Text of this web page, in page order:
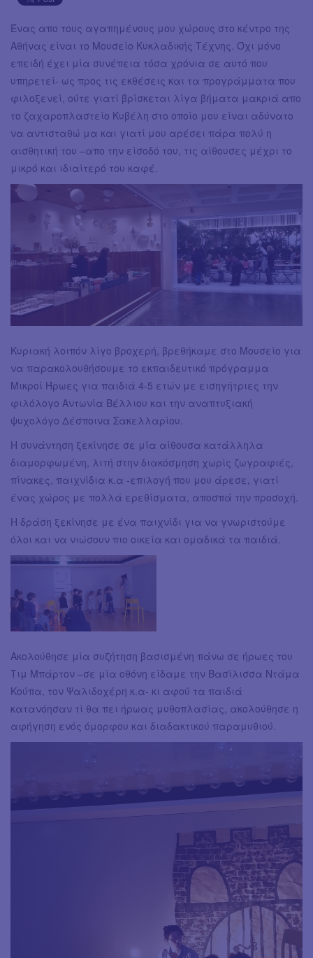
Ένας απο τους αγαπημένους μου χώρους στο κέντρο της
Αθήνας είναι το Μουσείο Κυκλαδικής Τέχνης. Όχι μόνο
επειδή έχει μία συνέπεια τόσα χρόνια σε αυτό που
υπηρετεί- ως προς τις εκθέσεις και τα προγράμματα που
φιλοξενεί, ούτε γιατί βρίσκεται λίγα βήματα μακριά απο
το ζαχαροπλαστείο Κυβέλη στο οποίο μου είναι αδύνατο
να αντισταθώ μα και γιατί μου αρέσει πάρα πολύ η
αισθητική του –απο την είσοδό του, τις αίθουσες μέχρι το
μικρό και ιδιαίτερό του καφέ.
Κυριακή λοιπόν λίγο βροχερή, βρεθήκαμε στο Μουσείο για
να παρακολουθήσουμε το εκπαιδευτικό πρόγραμμα
Μικροί Ήρωες για παιδιά 4-5 ετών με εισηγήτριες την
φιλόλογο Αντωνία Βέλλιου και την αναπτυξιακή
ψυχολόγο Δέσποινα Σακελλαρίου.
Η συνάντηση ξεκίνησε σε μία αίθουσα κατάλληλα
διαμορφωμένη, λιτή στην διακόσμηση χωρίς ζωγραφιές,
πίνακες, παιχνίδια κ.α -επιλογή που μου άρεσε, γιατί
ένας χώρος με πολλά ερεθίσματα, αποσπά την προσοχή.
Η δράση ξεκίνησε με ένα παιχνίδι για να γνωριστούμε
όλοι και να νιώσουν πιο οικεία και ομαδικά τα παιδιά.
Ακολούθησε μία συζήτηση βασισμένη πάνω σε ήρωες του
Τιμ Μπάρτον –σε μία οθόνη είδαμε την Βασίλισσα Ντάμα
Κούπα, τον Ψαλιδοχέρη κ.α- κι αφού τα παιδιά
κατανόησαν τί θα πει ήρωας μυθοπλασίας, ακολούθησε η
αφήγηση ενός όμορφου και διαδακτικού παραμυθιού.